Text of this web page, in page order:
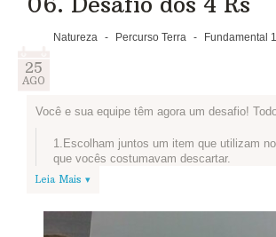
Natureza - Percurso Terra - Fundamental 1
25
AGO
Você e sua equipe têm agora um desafio!
1.Escolham juntos um item que utilizam
que vocês costumavam descartar.
2.Pausa! Vamos conhecer o projeto que os
reutilizar o que antes ia para o lixo? As
turma são super legais e podem inspirar a
Leia Mais ▾